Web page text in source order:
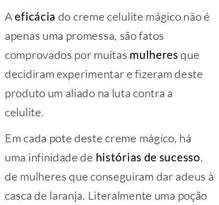
Aeficácia do creme celulite mágico não é
apenas uma promessa, são fatos
comprovados por muitas mulheres que
decidiram experimentar e fizeram deste
produto um aliado na luta contra a
celulite.
Em cada pote deste creme mágico, há
uma infinidade de histórias de sucesso,
de mulheres que conseguiram dar adeus à
casca de laranja. Literalmente uma poção